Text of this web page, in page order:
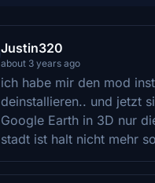
Justin320
about 3 years ago
ich habe mir den mod
deinstallieren.. und jetzt
Google Earth in 3D nur
stadt ist halt nicht mehr